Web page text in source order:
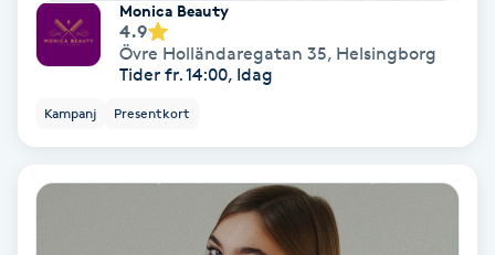
Pigmentfläckar
Monica Beauty
4.9
Övre Holländaregatan 35, Helsingborg
Tider fr. 14:00, Idag
Kampanj Presentkort